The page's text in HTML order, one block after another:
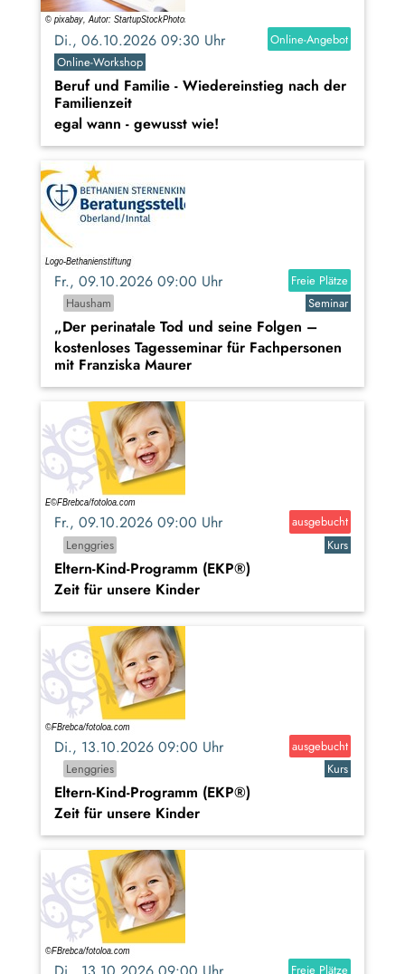
Di., 06.10.2026 09:30 Uhr
Online-Angebot
Online-Workshop
Beruf und Familie - Wiedereinstieg nach der
Familienzeit
egal wann - gewusst wie!
Fr., 09.10.2026 09:00 Uhr
Freie Plätze
Hausham
Seminar
„Der perinatale Tod und seine Folgen –
kostenloses Tagesseminar für Fachpersonen
mit Franziska Maurer
Fr., 09.10.2026 09:00 Uhr
ausgebucht
Lenggries
Kurs
Eltern-Kind-Programm (EKP®)
Zeit für unsere Kinder
Di., 13.10.2026 09:00 Uhr
ausgebucht
Lenggries
Kurs
Eltern-Kind-Programm (EKP®)
Zeit für unsere Kinder
Freie Plätze